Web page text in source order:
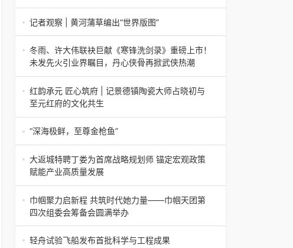
三合盛：为了让你吃上一口放心肉，我们把猪送进
了“高山修仙学院”很多人问我，现在的生鲜赛道已
经卷成麻花了，为什么三合盛的“认养一头
记者观察 | 黄河蒲草编出“世界版图”
记者观察 | 黄河蒲草编出“世界版图”山东高青农妇
的30年“草根逆袭”路济南电（记者 瑞夫 王克军 郭
克烁）一根黄河滩上的蒲草，能走多
冬雨、许大伟联袂巨献《寒锋洗剑录》重磅上市！
未发先火引业界瞩目，丹心侠骨再掀武侠热潮
【新书首发】冬雨、许大伟联袂巨献《寒锋洗剑
录》重磅上市！未发先火引业界瞩目，丹心侠骨再
掀武侠热潮（文/梵可）近日，备受业界与读者双
红韵承元 匠心筑府 | 记景德镇陶瓷大师占晓初与
至元红府的文化共生
（中国晨报头条讯）景德镇的窑火，千年不熄，淬
炼出无数陶瓷瑰宝；元代釉里红的一抹艳红，穿越
“深海极鲜，至尊金枪鱼”
“深海极鲜，至尊金枪鱼”苏州吴中白金汉爵大酒店
蓝鳍金枪鱼开鱼品鉴仪式圆满落幕2026年4月17
日，江苏省苏州市吴中白金汉爵大酒店大
大返城特聘丁娄为首席战略规划师 锚定宏观政策
赋能产业高质量发展
2026年4月16日，大返城（浙江）科技有限公司
隆重举行签约仪式，正式特聘丁娄先生担任公司首
席战略规划师。此次强强联合，是大返城集团深度
巾帼聚力启新程 共筑时代她力量——巾帼天团第
四次组委会筹备会圆满举办
巾帼聚力启新程 共筑时代她力量——巾帼天团第
四次组委会筹备会圆满举办2026年4月15日，巾
轻舟试验飞船发布首批科学与工程成果